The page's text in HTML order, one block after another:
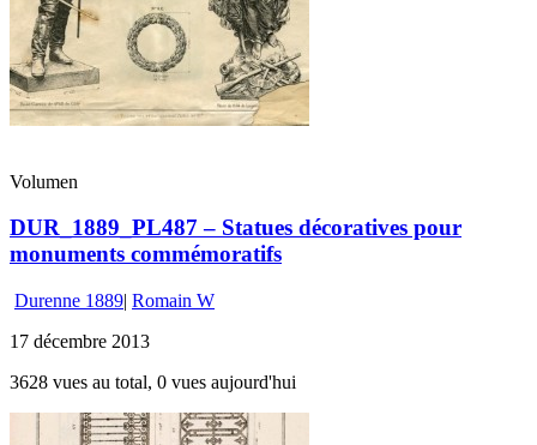
Volumen
DUR_1889_PL487 – Statues décoratives pour
monuments commémoratifs
Durenne 1889| Romain W
17 décembre 2013
3628 vues au total, 0 vues aujourd'hui